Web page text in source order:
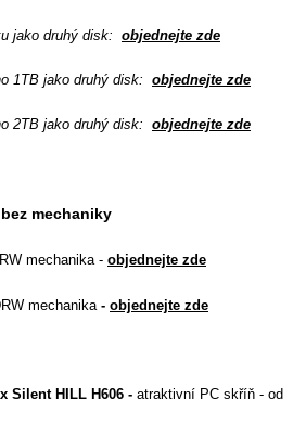
jako druhý disk: objednejte zde
1TB jako druhý disk: objednejte zde
2TB jako druhý disk: objednejte zde
mechaniky
mechanika - objednejte zde
mechanika - objednejte zde
Silent HILL H606 -atraktivní PC skříň - od